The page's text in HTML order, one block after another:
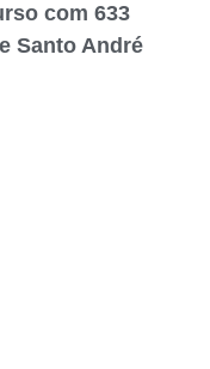
com 633
Santo André